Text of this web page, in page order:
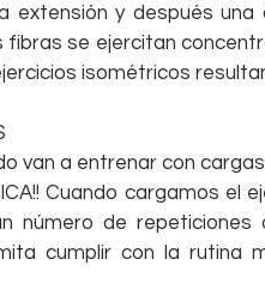
extensión y después una
se ejercitan
isométricos
van a entrenar con
Cuando cargamos el
número de
cumplir con la rutina